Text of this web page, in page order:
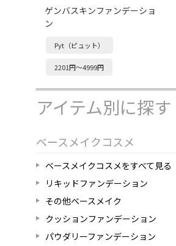
ゲンバスキンファンデーショ
ン
Pyt（ピュット）
2201円～4999円
アイテム別に探す
ベースメイクコスメ
ベースメイクコスメをすべて見る
リキッドファンデーション
その他ベースメイク
クッションファンデーション
パウダリーファンデーション